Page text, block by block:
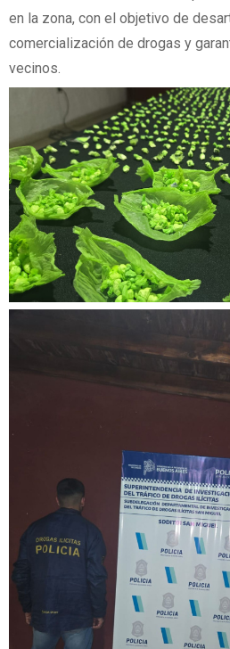
en la zona, con el objetivo de
comercialización de drogas y
vecinos.